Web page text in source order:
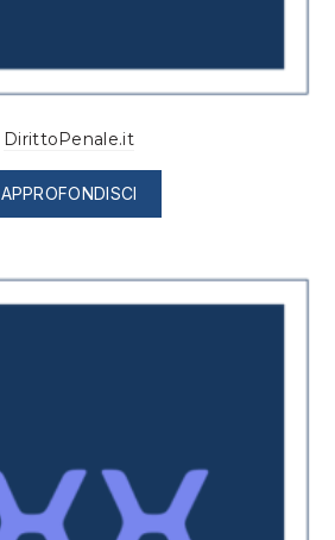
DirittoPenale.it
APPROFONDISCI